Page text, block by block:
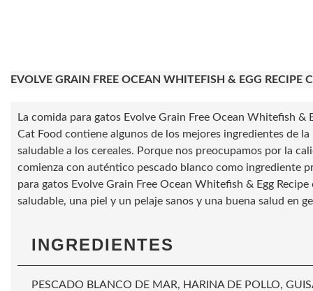
EVOLVE GRAIN FREE OCEAN WHITEFISH & EGG RECIPE
La comida para gatos Evolve Grain Free Ocean Whitefish &
Cat Food contiene algunos de los mejores ingredientes de
saludable a los cereales. Porque nos preocupamos por la
comienza con auténtico pescado blanco como ingrediente
para gatos Evolve Grain Free Ocean Whitefish & Egg
saludable, una piel y un pelaje sanos y una buena salud en
INGREDIENTES
PESCADO BLANCO DE MAR, HARINA DE POLLO,